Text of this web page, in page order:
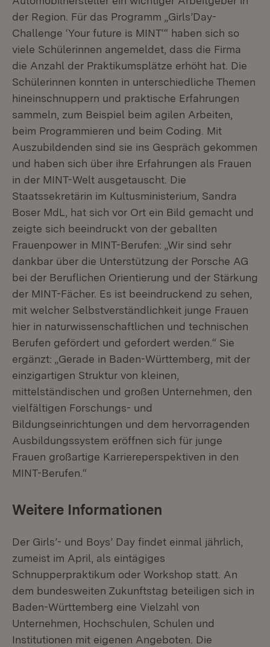
der Region. Für das Programm „Girls’Day-
Challenge ‘Your future is MINT‘“ haben sich so
viele Schülerinnen angemeldet, dass die Firma
die Anzahl der Praktikumsplätze erhöht hat. Die
Schülerinnen konnten in unterschiedliche Themen
hineinschnuppern und praktische Erfahrungen
sammeln, zum Beispiel beim agilen Arbeiten,
beim Programmieren und beim Coding. Mit
Auszubildenden sind sie ins Gespräch gekommen
und haben sich über ihre Erfahrungen als Frauen
in der MINT-Welt ausgetauscht. Die
Staatssekretärin im Kultusministerium, Sandra
Boser MdL, hat sich vor Ort ein Bild gemacht und
zeigte sich beeindruckt von der geballten
Frauenpower in MINT-Berufen: „Wir sind sehr
dankbar über die Unterstützung der Porsche AG
bei der Beruflichen Orientierung und der Stärkung
der MINT-Fächer. Es ist beeindruckend zu sehen,
mit welcher Selbstverständlichkeit junge Frauen
hier in naturwissenschaftlichen und technischen
Berufen gefördert und gefordert werden.“ Sie
ergänzt: „Gerade in Baden-Württemberg, mit der
einzigartigen Struktur von kleinen,
mittelständischen und großen Unternehmen, den
vielfältigen Forschungs- und
Bildungseinrichtungen und dem hervorragenden
Ausbildungssystem eröffnen sich für junge
Frauen großartige Karriereperspektiven in den
MINT-Berufen.“
Weitere Informationen
Der Girls’- und Boys’ Day findet einmal jährlich,
zumeist im April, als eintägiges
Schnupperpraktikum oder Workshop statt. An
dem bundesweiten Zukunftstag beteiligen sich in
Baden-Württemberg eine Vielzahl von
Unternehmen, Hochschulen, Schulen und
Institutionen mit eigenen Angeboten. Die